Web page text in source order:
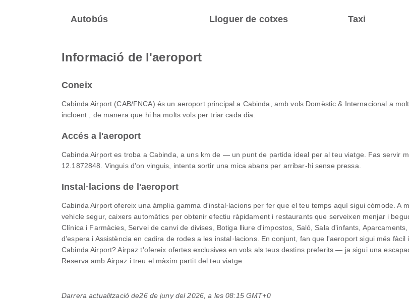
Autobús Lloguer de cotxes Taxi
Informació de l'aeroport
Coneix
Cabinda Airport (CAB/FNCA) és un aeroport principal a Cabinda, amb vols Domèstic & Internacional a
incloent , de manera que hi ha molts vols per triar cada dia.
Accés a l'aeroport
Cabinda Airport es troba a Cabinda, a uns km de — un punt de partida ideal per al teu viatge. Fas servir
12.1872848. Vinguis d'on vinguis, intenta sortir una mica abans per arribar-hi sense pressa.
Instal·lacions de l'aeroport
Cabinda Airport ofereix una àmplia gamma d'instal·lacions per fer que el teu temps aquí sigui còmode.
vehicle segur, caixers automàtics per obtenir efectiu ràpidament i restaurants que serveixen menjar i
Clínica i Farmàcies, Servei de canvi de divises, Botiga lliure d'impostos, Saló, Sala d'infants,
d'espera i Assistència en cadira de rodes a les instal·lacions. En conjunt, fan que l'aeroport sigui més
Cabinda Airport? Airpaz t'ofereix ofertes exclusives en vols als teus destins preferits — ja sigui una
Reserva amb Airpaz i treu el màxim partit del teu viatge.
Darrera actualització de26 de juny del 2026, a les 08:15 GMT+0